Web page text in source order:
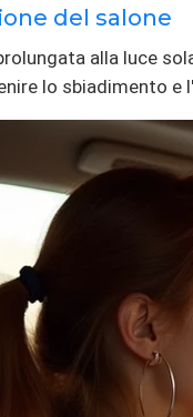
del salone
alla luce
lo sbiadimento e